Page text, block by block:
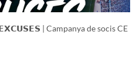
| Campanya de socis CE